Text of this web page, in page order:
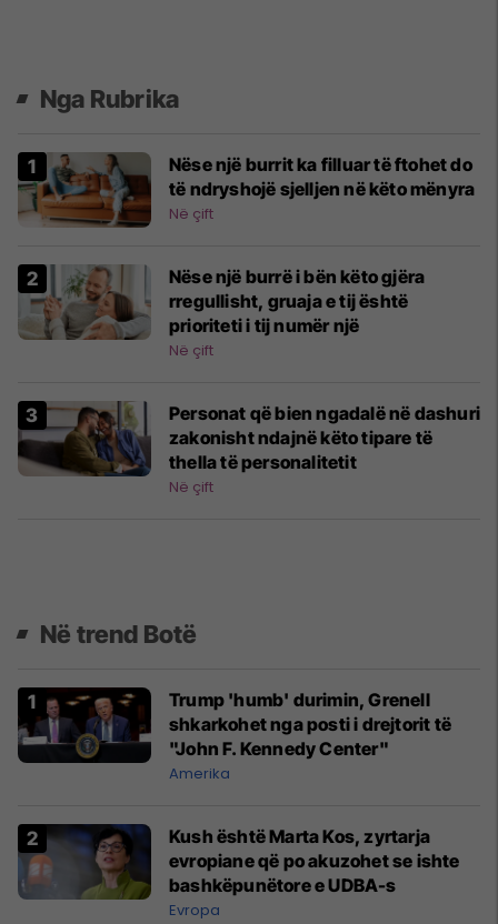
Nga Rubrika
Nëse një burrit ka filluar të ftohet do
të ndryshojë sjelljen në këto mënyra
Në çift
Nëse një burrë i bën këto gjëra
rregullisht, gruaja e tij është
prioriteti i tij numër një
Në çift
Personat që bien ngadalë në dashuri
zakonisht ndajnë këto tipare të
thella të personalitetit
Në çift
Në trend Botë
Trump 'humb' durimin, Grenell
shkarkohet nga posti i drejtorit të
"John F. Kennedy Center"
Amerika
Kush është Marta Kos, zyrtarja
evropiane që po akuzohet se ishte
bashkëpunëtore e UDBA-s
Evropa